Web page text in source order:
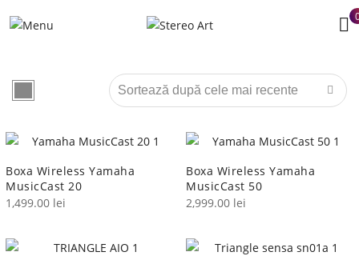
Boxa Wireless Yamaha
MusicCast 20
1,499.00 lei
Boxa Wireless Yamaha
MusicCast 50
2,999.00 lei